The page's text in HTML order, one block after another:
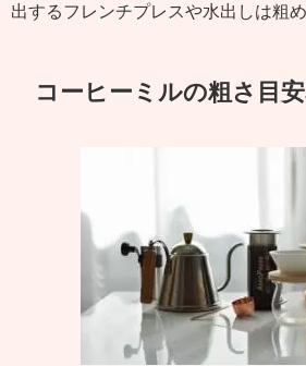
出するフレンチプレスや水出しは粗め
コーヒーミルの粗さ目